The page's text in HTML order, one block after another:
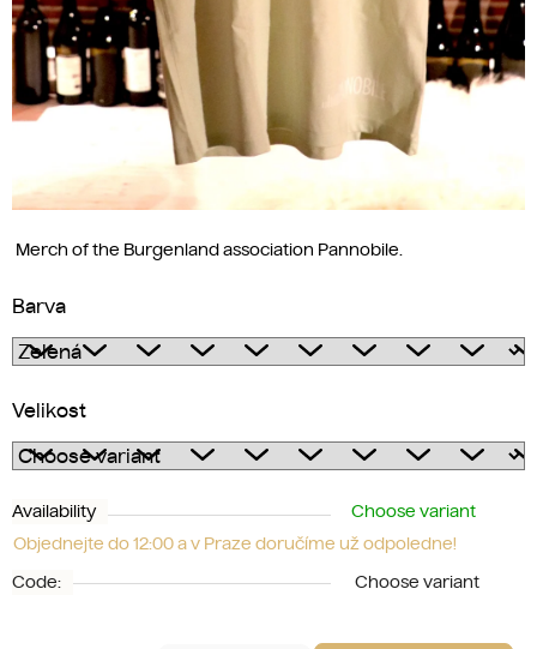
Merch of the Burgenland association Pannobile.
Barva
Velikost
Availability
Choose variant
Objednejte do 12:00 a v Praze doručíme už odpoledne!
Code:
Choose variant